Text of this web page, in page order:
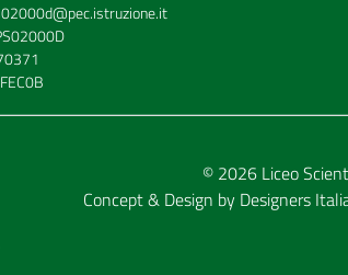
© 2026 Liceo
Concept & Design by Designers